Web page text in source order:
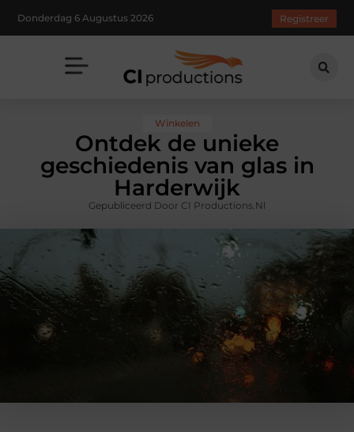
Donderdag 6 Augustus 2026 Registreer
Winkelen
Ontdek de unieke
geschiedenis van glas in
Harderwijk
Gepubliceerd Door CI Productions.nl